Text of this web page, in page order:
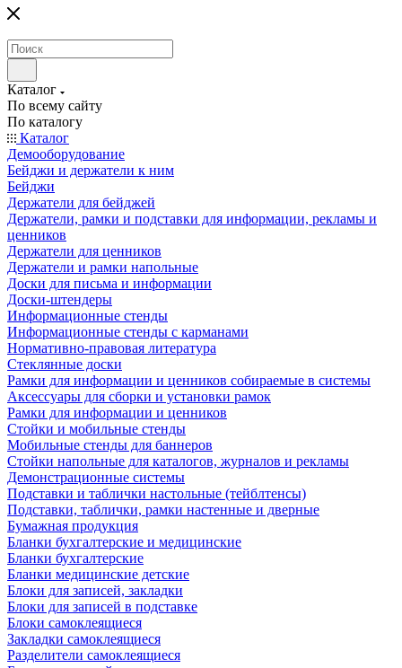
Каталог
По всему сайту
По каталогу
Каталог
Демооборудование
Бейджи и держатели к ним
Бейджи
Держатели для бейджей
Держатели, рамки и подставки для информации, рекламы и
ценников
Держатели для ценников
Держатели и рамки напольные
Доски для письма и информации
Доски-штендеры
Информационные стенды
Информационные стенды с карманами
Нормативно-правовая литература
Стеклянные доски
Рамки для информации и ценников собираемые в системы
Аксессуары для сборки и установки рамок
Рамки для информации и ценников
Стойки и мобильные стенды
Мобильные стенды для баннеров
Стойки напольные для каталогов, журналов и рекламы
Демонстрационные системы
Подставки и таблички настольные (тейблтенсы)
Подставки, таблички, рамки настенные и дверные
Бумажная продукция
Бланки бухгалтерские и медицинские
Бланки бухгалтерские
Бланки медицинские детские
Блоки для записей, закладки
Блоки для записей в подставке
Блоки самоклеящиеся
Закладки самоклеящиеся
Разделители самоклеящиеся